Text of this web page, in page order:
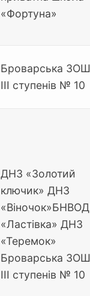
«Фортуна»
Броварська
ІІІ ступенів № 10
ДНЗ «Золотий
ключик» ДНЗ
«Ластівка» ДНЗ
«Теремок»
Броварська
ІІІ ступенів № 10